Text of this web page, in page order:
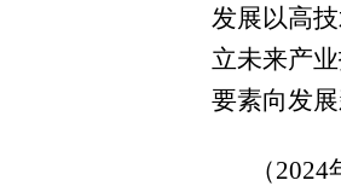
发展以高
立未来产
要素向发
（